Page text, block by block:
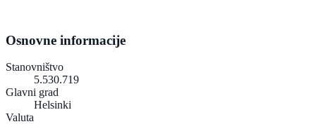
Osnovne informacije
Stanovništvo
5.530.719
Glavni grad
Helsinki
Valuta